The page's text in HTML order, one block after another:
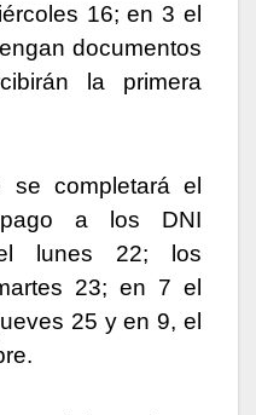
16; en 3 el
documentos
la primera
se completará el
a los DNI
lunes 22; los
23; en 7 el
25 y en 9, el